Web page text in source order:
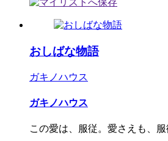
おしばな物語
ガキノハウス
ガキノハウス
この愛は、服従。愛さえも、服